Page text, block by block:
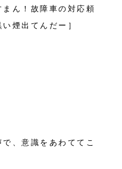
まん！故障車の対応頼
煙出てんだー］
、意識をあわててこ